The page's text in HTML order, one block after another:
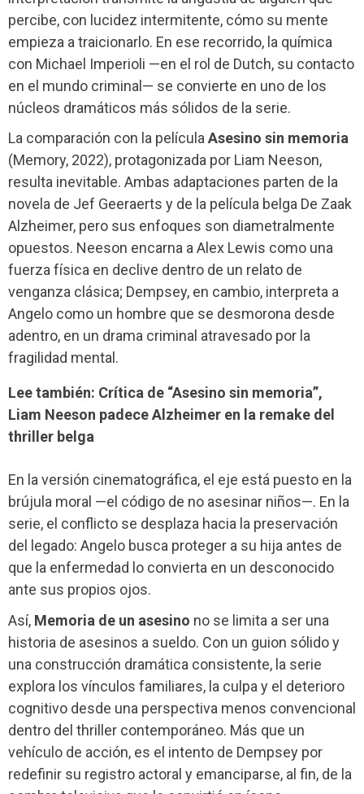
percibe, con lucidez intermitente, cómo su mente
empieza a traicionarlo. En ese recorrido, la química
con Michael Imperioli —en el rol de Dutch, su contacto
en el mundo criminal— se convierte en uno de los
núcleos dramáticos más sólidos de la serie.
La comparación con la películaAsesino sin memoria
(Memory, 2022), protagonizada por Liam Neeson,
resulta inevitable. Ambas adaptaciones parten de la
novela de Jef Geeraerts y de la película belga De Zaak
Alzheimer, pero sus enfoques son diametralmente
opuestos. Neeson encarna a Alex Lewis como una
fuerza física en declive dentro de un relato de
venganza clásica; Dempsey, en cambio, interpreta a
Angelo como un hombre que se desmorona desde
adentro, en un drama criminal atravesado por la
fragilidad mental.
Lee también: Crítica de “Asesino sin memoria”,
Liam Neeson padece Alzheimer en la remake del
thriller belga
En la versión cinematográfica, el eje está puesto en la
brújula moral —el código de no asesinar niños—. En la
serie, el conflicto se desplaza hacia la preservación
del legado: Angelo busca proteger a su hija antes de
que la enfermedad lo convierta en un desconocido
ante sus propios ojos.
Así, Memoria de un asesino no se limita a ser una
historia de asesinos a sueldo. Con un guion sólido y
una construcción dramática consistente, la serie
explora los vínculos familiares, la culpa y el deterioro
cognitivo desde una perspectiva menos convencional
dentro del thriller contemporáneo. Más que un
vehículo de acción, es el intento de Dempsey por
redefinir su registro actoral y emanciparse, al fin, de la